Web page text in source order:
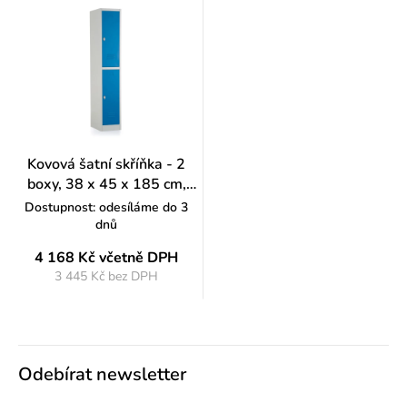
Kovová šatní skříňka - 2
boxy, 38 x 45 x 185 cm,
otočný zámek, modrá - ral
5012
Dostupnost: odesíláme do 3
dnů
4 168 Kčvčetně DPH
3 445 Kč bez DPH
Odebírat newsletter